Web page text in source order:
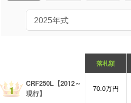
落札額
1
CRF250L【2012～
現行】
70.0万円